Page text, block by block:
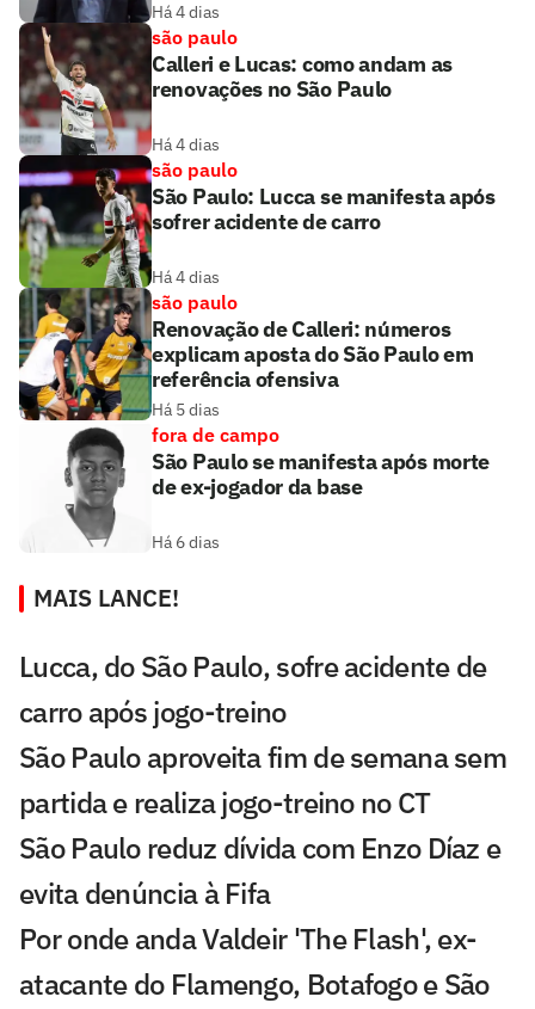
Há 4 dias
são paulo
Calleri e Lucas: como andam as
renovações no São Paulo
Há 4 dias
são paulo
São Paulo: Lucca se manifesta após
sofrer acidente de carro
Há 4 dias
são paulo
Renovação de Calleri: números
explicam aposta do São Paulo em
referência ofensiva
Há 5 dias
fora de campo
São Paulo se manifesta após morte
de ex-jogador da base
Há 6 dias
MAIS LANCE!
Lucca, do São Paulo, sofre acidente de
carro após jogo-treino
São Paulo aproveita fim de semana sem
partida e realiza jogo-treino no CT
São Paulo reduz dívida com Enzo Díaz e
evita denúncia à Fifa
Por onde anda Valdeir 'The Flash', ex-
atacante do Flamengo, Botafogo e São